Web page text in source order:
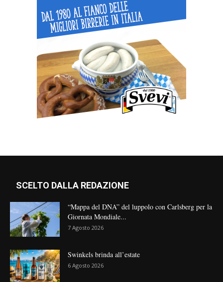
SCELTO DALLA REDAZIONE
“Mappa del DNA” del luppolo con Carlsberg per la
Giornata Mondiale...
7 Agosto 2026
Swinkels brinda all’estate
6 Agosto 2026